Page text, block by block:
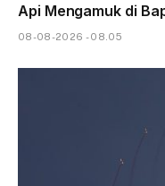
Api Mengamuk di
08-08-2026 - 08.05